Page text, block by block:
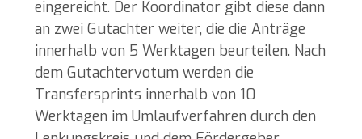
eingereicht. Der Koordinator gibt diese dann
an zwei Gutachter weiter, die die Anträge
innerhalb von 5 Werktagen beurteilen. Nach
dem Gutachtervotum werden die
Transfersprints innerhalb von 10
Werktagen im Umlaufverfahren durch den